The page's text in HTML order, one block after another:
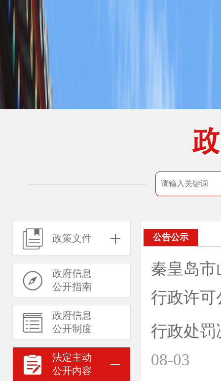
政策文件
政府信息
公开指南
政府信息
公开制度
法定主动
公开内容
公告公示
秦皇岛市
行政许
行政处
08-03